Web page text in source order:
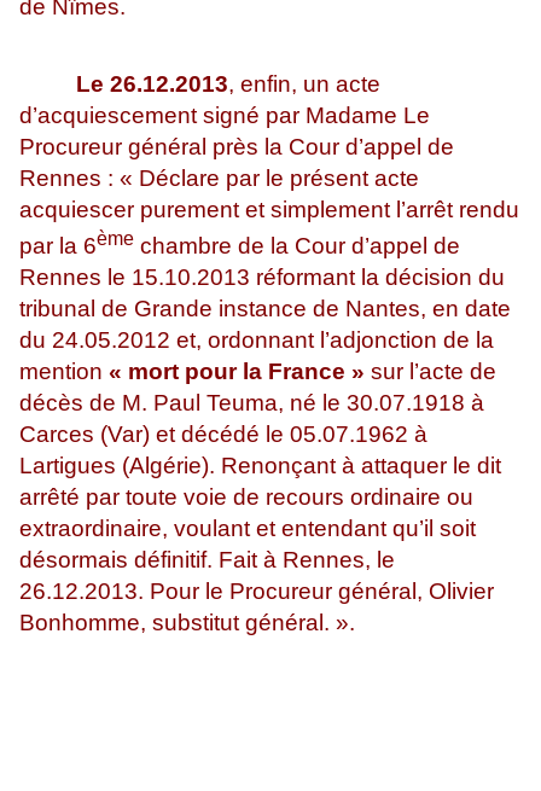
de Nîmes.
Le 26.12.2013, enfin, un acte
d’acquiescement signé par Madame Le
Procureur général près la Cour d’appel de
Rennes : « Déclare par le présent acte
acquiescer purement et simplement l’arrêt rendu
par la 6ème chambre de la Cour d’appel de
Rennes le 15.10.2013 réformant la décision du
tribunal de Grande instance de Nantes, en date
du 24.05.2012 et, ordonnant l’adjonction de la
mention « mort pour la France » sur l’acte de
décès de M. Paul Teuma, né le 30.07.1918 à
Carces (Var) et décédé le 05.07.1962 à
Lartigues (Algérie). Renonçant à attaquer le dit
arrêté par toute voie de recours ordinaire ou
extraordinaire, voulant et entendant qu’il soit
désormais définitif. Fait à Rennes, le
26.12.2013. Pour le Procureur général, Olivier
Bonhomme, substitut général. ».